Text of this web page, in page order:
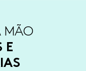
MÃO
E